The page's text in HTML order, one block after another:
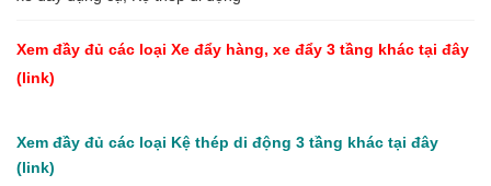
Xem đầy đủ các loại Xe đẩy hàng, xe đẩy 3 tầng khác tại đây
(link)
Xem đầy đủ các loại Kệ thép di động 3 tầng khác tại đây
(link)